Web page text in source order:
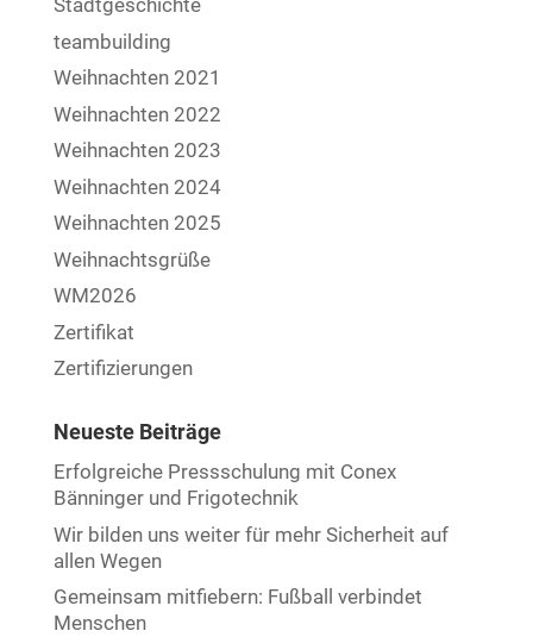
Stadtgeschichte
teambuilding
Weihnachten 2021
Weihnachten 2022
Weihnachten 2023
Weihnachten 2024
Weihnachten 2025
Weihnachtsgrüße
WM2026
Zertifikat
Zertifizierungen
Neueste Beiträge
Erfolgreiche Pressschulung mit Conex
Bänninger und Frigotechnik
Wir bilden uns weiter für mehr Sicherheit auf
allen Wegen
Gemeinsam mitfiebern: Fußball verbindet
Menschen